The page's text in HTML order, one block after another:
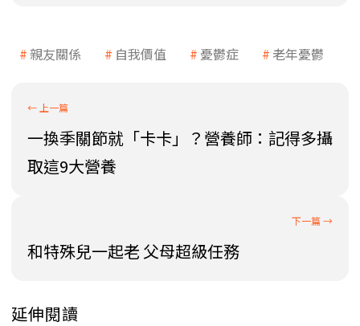
親友關係 自我價值 憂鬱症 老年憂鬱
一換季關節就「卡卡」？營養師：記得多攝
取這9大營養
和特殊兒一起老 父母超級任務
延伸閱讀